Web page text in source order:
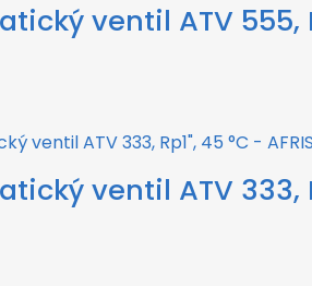
ventil ATV 555,
ventil ATV 333,